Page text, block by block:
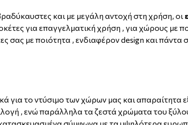
και με μεγάλη αντοχή στη χρήση, οι
για επαγγελματική χρήση , για χώρους
σας με ποιότητα , ενδιαφέρον design και πάντα
για το ντύσιμο των χώρων μας και
, ενώ παράλληλα τα ζεστά χρώματα του